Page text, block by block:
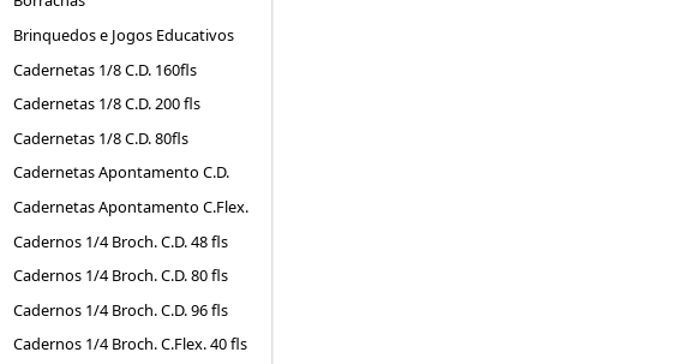
Brinquedos e Jogos Educativos
Cadernetas 1/8 C.D. 160fls
Cadernetas 1/8 C.D. 200 fls
Cadernetas 1/8 C.D. 80fls
Cadernetas Apontamento C.D.
Cadernetas Apontamento C.Flex.
Cadernos 1/4 Broch. C.D. 48 fls
Cadernos 1/4 Broch. C.D. 80 fls
Cadernos 1/4 Broch. C.D. 96 fls
Cadernos 1/4 Broch. C.Flex. 40 fls